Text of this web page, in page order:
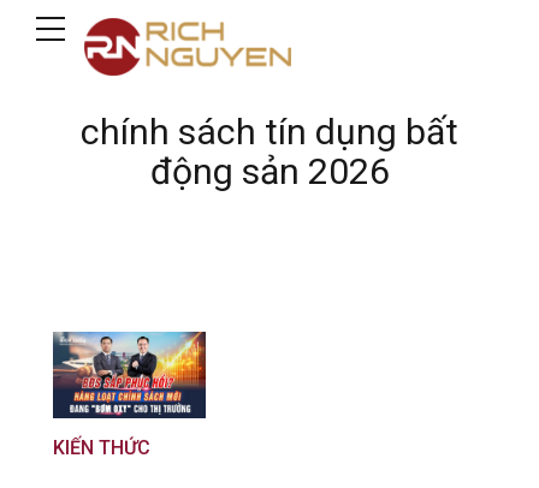
chính sách tín dụng bất
động sản 2026
KIẾN THỨC